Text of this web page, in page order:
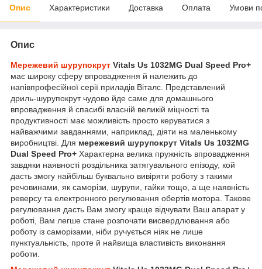
Опис Характеристики Доставка Оплата Умови
Опис
Мережевий шурупокрут Vitals Us 1032MG Dual Speed Pro+
має широку сферу впровадження й належить до
напівпрофесійної серії приладів Віталс. Представлений
дриль-шурупокрут чудово йде саме для домашнього
впровадження й спасибі власній великій міцності та
продуктивності має можливість просто керуватися з
найважчими завданнями, наприклад, діяти на маленькому
виробництві. Для мережевий шурупокрут Vitals Us 1032MG
Dual Speed Pro+ Характерна велика пружність впровадження
завдяки наявності роздільника затягувального епізоду, кой
дасть змогу найбільш буквально вивіряти роботу з такими
речовинами, як саморізи, шурупи, гайки тощо, а ще наявність
реверсу та електронного регулювання обертів мотора. Такове
регулювання дасть Вам змогу краще відчувати Ваш апарат у
роботі, Вам легше стане розпочати висвердлювання або
роботу із саморізами, ніби ручується ніяк не лише
пунктуальність, проте й найвища властивість виконання
роботи.